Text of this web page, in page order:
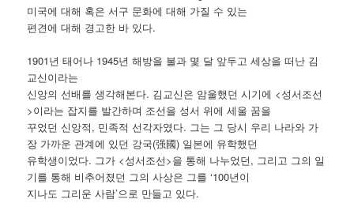
미국에 대해 혹은 서구 문화에 대해 가질 수 있는
편견에 대해 경고한 바 있다.
1901년 태어나 1945년 해방을 불과 몇 달 앞두고 세상을 떠난 김
교신이라는
신앙의 선배를 생각해본다. 김교신은 암울했던 시기에 <성서조선
>이라는 잡지를 발간하며 조선을 성서 위에 세울 꿈을
꾸었던 신앙적, 민족적 선각자였다. 그는 그 당시 우리 나라와 가
장 가까운 관계에 있던 강국(强國) 일본에 유학했던
유학생이었다. 그가 <성서조선>을 통해 나누었던, 그리고 그의 일
기를 통해 비추어졌던 그의 사상은 그를 ‘100년이
지나도 그리운 사람’으로 만들고 있다.